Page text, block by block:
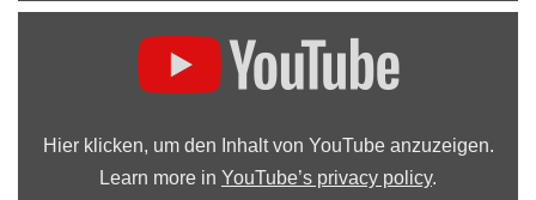
Hier klicken, um den Inhalt von YouTube anzuzeigen.
Learn more in YouTube’s privacy policy.